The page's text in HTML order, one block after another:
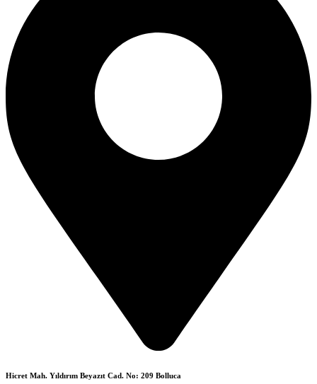
Hicret Mah. Yıldırım Beyazıt Cad. No: 209 Bolluca